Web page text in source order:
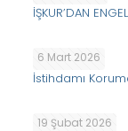
İŞKUR’DAN
6 Mart 2026
İstihdamı
19 Şubat 2026